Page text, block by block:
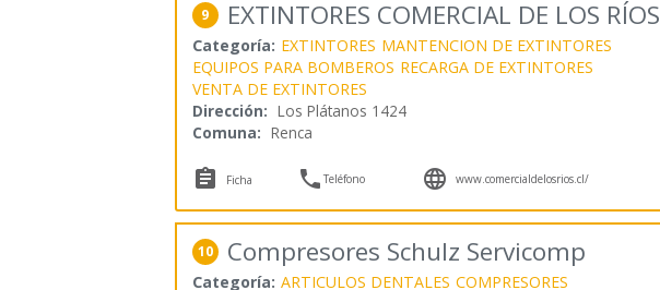
9 EXTINTORES COMERCIAL DE LOS RÍOS
Categoría: EXTINTORES MANTENCION DE EXTINTORES
EQUIPOS PARA BOMBEROS RECARGA DE EXTINTORES
VENTA DE EXTINTORES
Dirección: Los Plátanos 1424
Comuna: Renca
 Ficha Teléfono  www.comercialdelosrios.cl/
10 Compresores Schulz Servicomp
Categoría: ARTICULOS DENTALES COMPRESORES